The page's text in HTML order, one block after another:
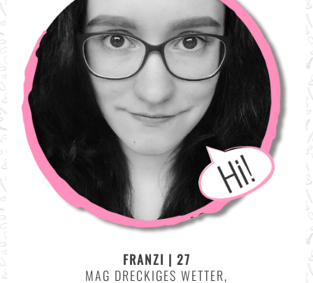
FRANZI | 27
MAG DRECKIGES WETTER,